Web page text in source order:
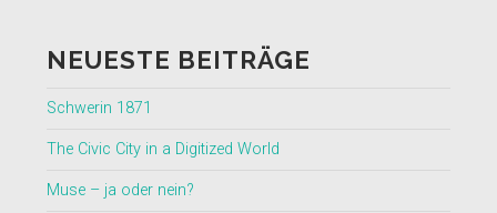
NEUESTE BEITRÄGE
Schwerin 1871
The Civic City in a Digitized World
Muse – ja oder nein?